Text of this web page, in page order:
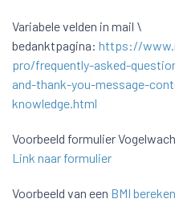
Variabele velden in mail \
bedanktpagina: https://
pro/frequently-asked-
and-thank-you-message-
knowledge.html
Voorbeeld formulier
Link naar formulier
Voorbeeld van een BMI